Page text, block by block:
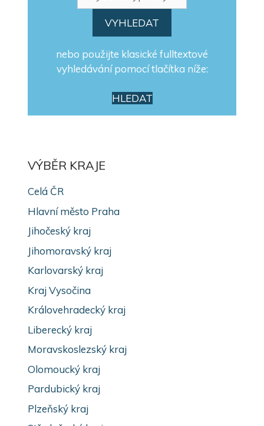
nebo použijte klasické fulltextové
vyhledávání pomocí tlačítka níže:
HLEDAT
VÝBĚR KRAJE
Celá ČR
Hlavní město Praha
Jihočeský kraj
Jihomoravský kraj
Karlovarský kraj
Kraj Vysočina
Královehradecký kraj
Liberecký kraj
Moravskoslezský kraj
Olomoucký kraj
Pardubický kraj
Plzeňský kraj